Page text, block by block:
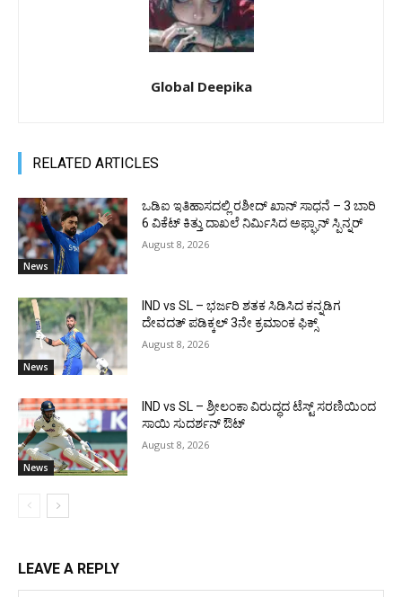
Global Deepika
RELATED ARTICLES
News
ಒಡಿಐ ಇತಿಹಾಸದಲ್ಲಿ ರಶೀದ್ ಖಾನ್ ಸಾಧನೆ – 3 ಬಾರಿ
6 ವಿಕೆಟ್ ಕಿತ್ತು ದಾಖಲೆ ನಿರ್ಮಿಸಿದ ಅಫ್ಘಾನ್ ಸ್ಪಿನ್ನರ್
August 8, 2026
News
IND vs SL – ಭರ್ಜರಿ ಶತಕ ಸಿಡಿಸಿದ ಕನ್ನಡಿಗ
ದೇವದತ್ ಪಡಿಕ್ಕಲ್ 3ನೇ ಕ್ರಮಾಂಕ ಫಿಕ್ಸ್
August 8, 2026
News
IND vs SL – ಶ್ರೀಲಂಕಾ ವಿರುದ್ಧದ ಟೆಸ್ಟ್ ಸರಣಿಯಿಂದ
ಸಾಯಿ ಸುದರ್ಶನ್ ಔಟ್
August 8, 2026
LEAVE A REPLY